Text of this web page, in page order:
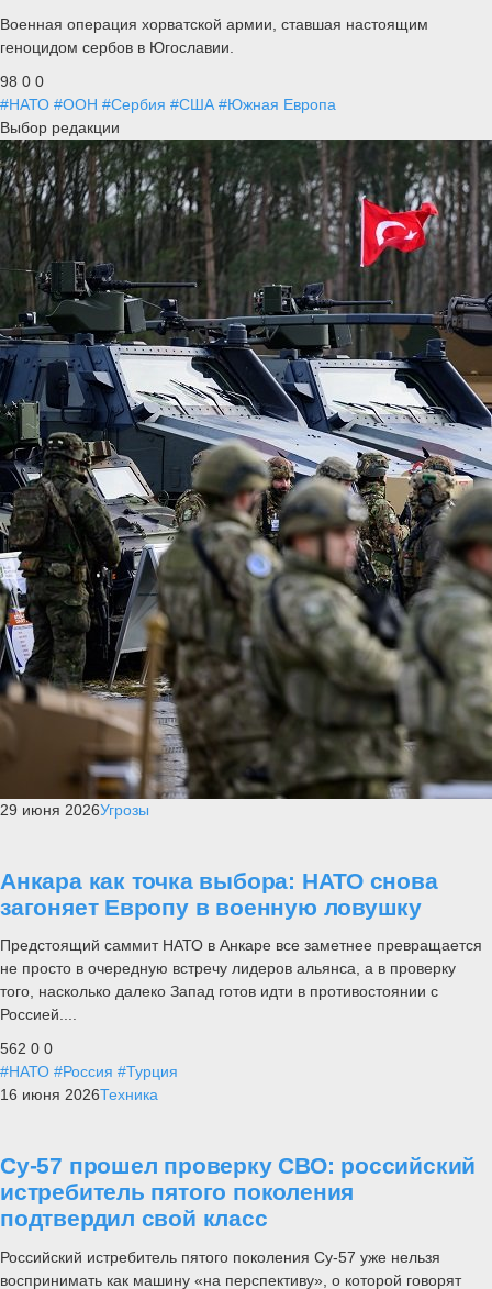
Военная операция хорватской армии, ставшая настоящим
геноцидом сербов в Югославии.
98 0 0
#НАТО #ООН #Сербия #США #Южная Европа
Выбор редакции
29 июня 2026Угрозы
Анкара как точка выбора: НАТО снова
загоняет Европу в военную ловушку
Предстоящий саммит НАТО в Анкаре все заметнее превращается
не просто в очередную встречу лидеров альянса, а в проверку
того, насколько далеко Запад готов идти в противостоянии с
Россией....
562 0 0
#НАТО #Россия #Турция
16 июня 2026Техника
Су-57 прошел проверку СВО: российский
истребитель пятого поколения
подтвердил свой класс
Российский истребитель пятого поколения Су-57 уже нельзя
воспринимать как машину «на перспективу», о которой говорят